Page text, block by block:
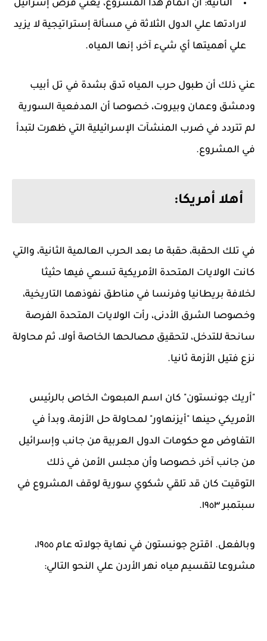
الثانية: أن اتمام هذا المشروع، يعني فرض إسرائيل
لارادتها علي الدول الثلاثة في مسألة إستراتيجية لا يزيد
علي أهميتها أي شيء آخر، إنها المياه.
عني ذلك أن طبول حرب المياه تدق بشدة في تل أبيب
ودمشق وعمان وبيروت، خصوصا أن المدفعية السورية
لم تتردد في ضرب المنشآت الإسرائيلية التي ظهرت لتبدأ
في المشروع.
أهلا أمريكا:
في تلك الحقبة، حقبة ما بعد الحرب العالمية الثانية، والتي
كانت الولايات المتحدة الأمريكية تسعي فيها حثيثا
لخلافة بريطانيا وفرنسا في مناطق نفوذهما التاريخية،
وخصوصا الشرق الأدنى، رأت الولايات المتحدة الفرصة
سانحة للتدخل، لتحقيق مصالحها الخاصة أولا، ثم محاولة
نزع فتيل الأزمة ثانيا.
"أريك جونستون" كان اسم المبعوث الخاص بالرئيس
الأمريكي حينها "أيزنهاور" لمحاولة حل الأزمة، وبدأ في
التفاوض مع حكومات الدول العربية من جانب وإسرائيل
من جانب آخر، خصوصا وأن مجلس الأمن في ذلك
التوقيت كان قد تلقي شكوي سورية لوقف المشروع في
سبتمبر ١٩٥٣.
وبالفعل. اقترح جونستون في نهاية جولاته عام ١٩٥٥،
مشروعا لتقسيم مياه نهر الأردن علي النحو التالي: